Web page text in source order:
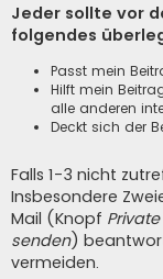
Jeder sollte vor
folgendes
Passt mein
Hilft mein
alle anderen
Deckt sich der
Falls 1-3 nicht
Insbesondere
Mail (Knopf
senden)
vermeiden.